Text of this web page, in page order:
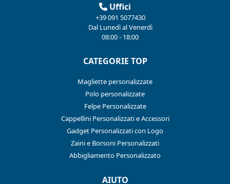
Uffici
+39 091 5077430
Dal Lunedì al Venerdì
08:00 - 18:00
CATEGORIE TOP
Magliette personalizzate
Polo personalizzate
Felpe Personalizzate
Cappellini Personalizzati e Accessori
Gadget Personalizzati con Logo
Zaini e Borsoni Personalizzati
Abbigliamento Personalizzato
AIUTO